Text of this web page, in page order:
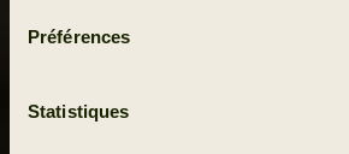
Préférences
Statistiques